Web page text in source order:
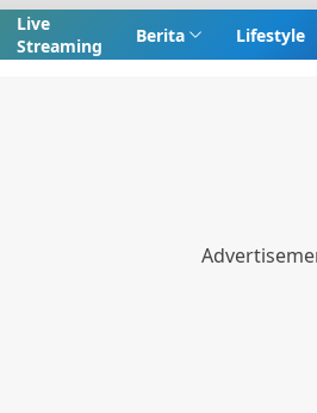
Live
Streaming
Berita Lifestyle